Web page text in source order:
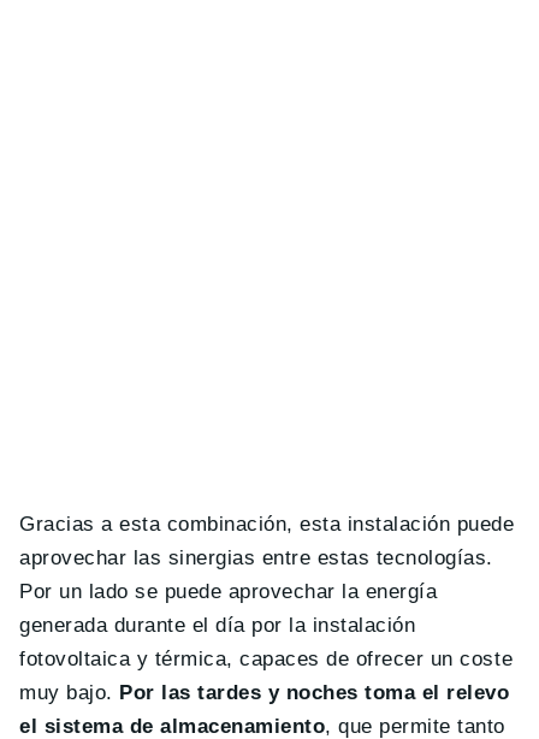
Gracias a esta combinación, esta instalación puede
aprovechar las sinergias entre estas tecnologías.
Por un lado se puede aprovechar la energía
generada durante el día por la instalación
fotovoltaica y térmica, capaces de ofrecer un coste
muy bajo. Por las tardes y noches toma el relevo
el sistema de almacenamiento, que permite tanto